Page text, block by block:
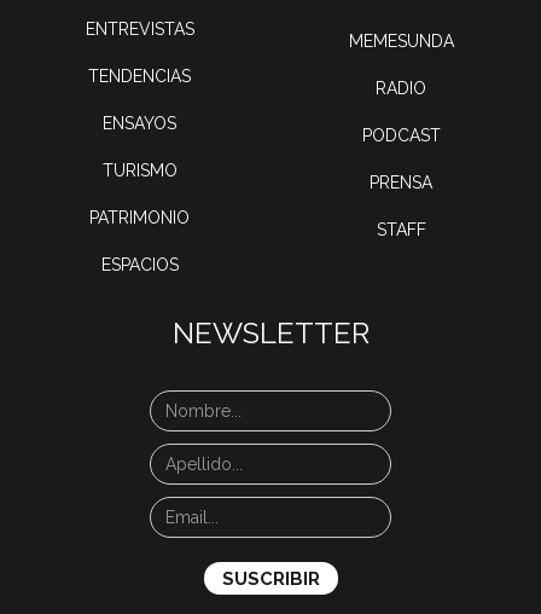
ENTREVISTAS
TENDENCIAS
ENSAYOS
TURISMO
PATRIMONIO
ESPACIOS
MEMESUNDA
RADIO
PODCAST
PRENSA
STAFF
NEWSLETTER